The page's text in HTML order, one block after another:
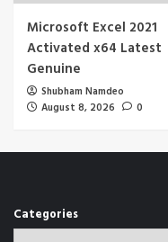
Microsoft Excel 2021
Activated x64 Latest
Genuine
Shubham Namdeo
August 8, 2026
0
Categories